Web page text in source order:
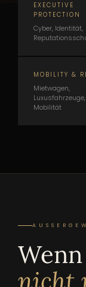
EXECUTIVE
PROTECTION
Cyber, Identität,
MOBILITY &
Mietwagen,
Mobilität
nicht